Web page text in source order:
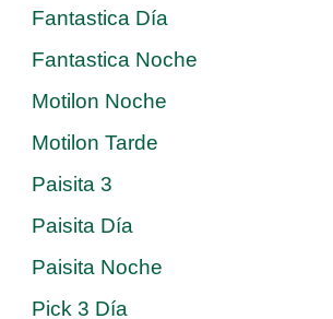
Fantastica Día
Fantastica Noche
Motilon Noche
Motilon Tarde
Paisita 3
Paisita Día
Paisita Noche
Pick 3 Día